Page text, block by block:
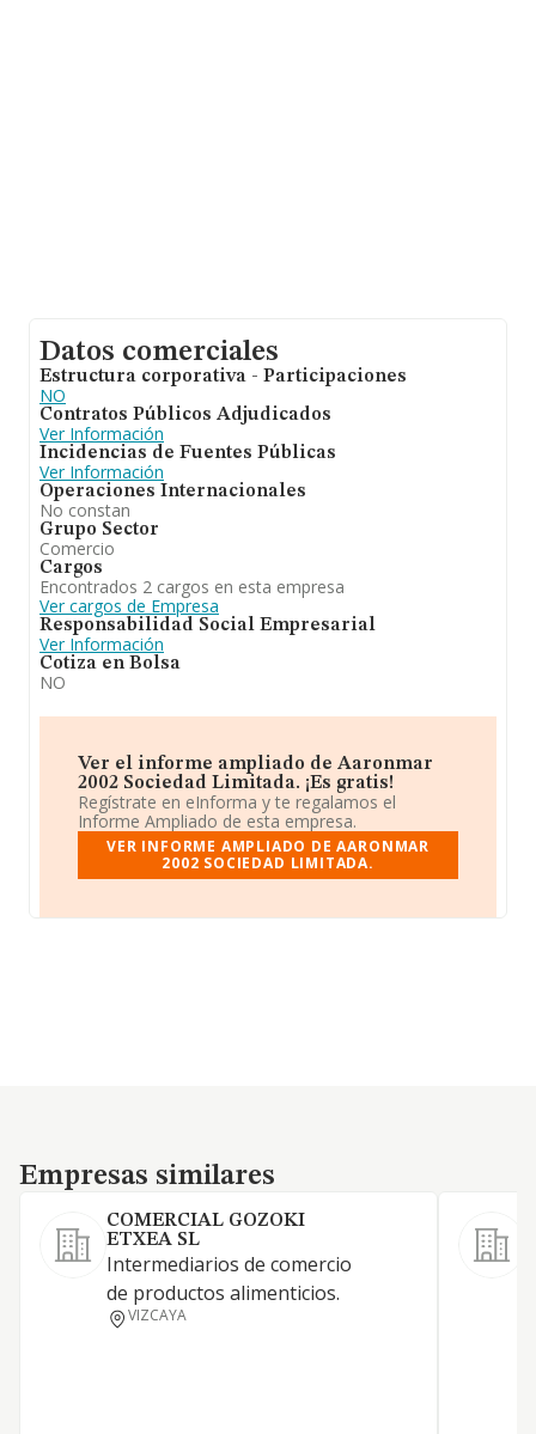
Datos comerciales
Estructura corporativa - Participaciones
NO
Contratos Públicos Adjudicados
Ver Información
Incidencias de Fuentes Públicas
Ver Información
Operaciones Internacionales
No constan
Grupo Sector
Comercio
Cargos
Encontrados 2 cargos en esta empresa
Ver cargos de Empresa
Responsabilidad Social Empresarial
Ver Información
Cotiza en Bolsa
NO
Ver el informe ampliado de Aaronmar
2002 Sociedad Limitada. ¡Es gratis!
Regístrate en eInforma y te regalamos el
Informe Ampliado de esta empresa.
VER INFORME AMPLIADO DE AARONMAR
2002 SOCIEDAD LIMITADA.
Empresas similares
Empresas similares
COMERCIAL GOZOKI
ETXEA SL
Intermediarios de comercio
de productos alimenticios.
VIZCAYA